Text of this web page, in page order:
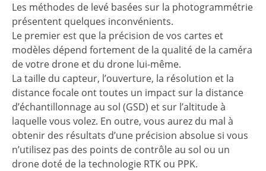
Les méthodes de levé basées sur la photogrammétrie
présentent quelques inconvénients.
Le premier est que la précision de vos cartes et
modèles dépend fortement de la qualité de la caméra
de votre drone et du drone lui-même.
La taille du capteur, l’ouverture, la résolution et la
distance focale ont toutes un impact sur la distance
d’échantillonnage au sol (GSD) et sur l’altitude à
laquelle vous volez. En outre, vous aurez du mal à
obtenir des résultats d’une précision absolue si vous
n’utilisez pas des points de contrôle au sol ou un
drone doté de la technologie RTK ou PPK.